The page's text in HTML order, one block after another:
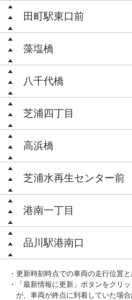
田町駅東口前
藻塩橋
八千代橋
芝浦四丁目
高浜橋
芝浦水再生センター前
港南一丁目
品川駅港南口
・更新時刻時点での車両の走行位置
・「最新情報に更新」ボタンをクリ
が、車両が終点に到着していた場